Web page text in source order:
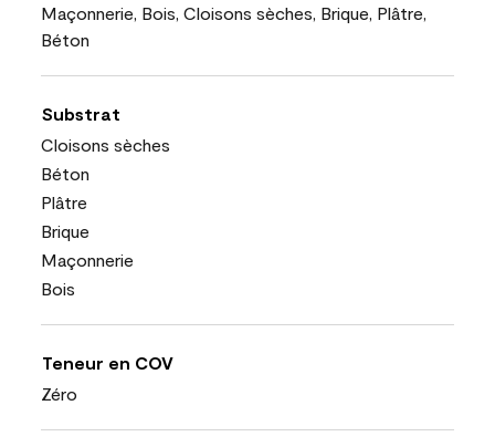
Maçonnerie, Bois, Cloisons sèches, Brique, Plâtre,
Béton
Substrat
Cloisons sèches
Béton
Plâtre
Brique
Maçonnerie
Bois
Teneur en COV
Zéro